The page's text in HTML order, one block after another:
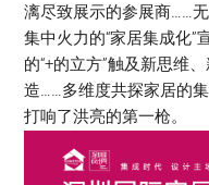
漓尽致展示的参展商……
集中火力的“家居集成化”
的“+的立方”触及新思维
造……多维度共探家居的
打响了洪亮的第一枪。